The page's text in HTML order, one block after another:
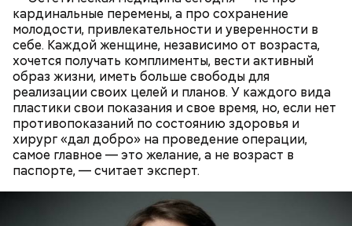
кардинальные перемены, а про сохранение
молодости, привлекательности и уверенности в
себе. Каждой женщине, независимо от возраста,
хочется получать комплименты, вести активный
образ жизни, иметь больше свободы для
реализации своих целей и планов. У каждого вида
пластики свои показания и свое время, но, если нет
противопоказаний по состоянию здоровья и
хирург «дал добро» на проведение операции,
самое главное — это желание, а не возраст в
паспорте, — считает эксперт.
Ингредиенты: